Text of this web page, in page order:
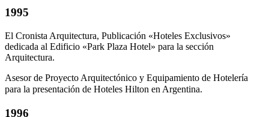
1995
El Cronista Arquitectura, Publicación «Hoteles Exclusivos»
dedicada al Edificio «Park Plaza Hotel» para la sección
Arquitectura.
Asesor de Proyecto Arquitectónico y Equipamiento de Hotelería
para la presentación de Hoteles Hilton en Argentina.
1996